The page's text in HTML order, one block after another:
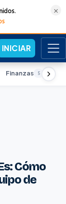
.
×
INICIAR
Finanzas 5
Cómo
de